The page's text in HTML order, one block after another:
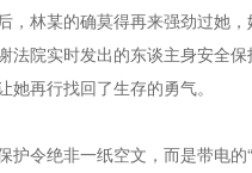
，林某的确莫得再来强劲过她
法院实时发出的东谈主身安全
她再行找回了生存的勇气。
护令绝非一纸空文，而是带电的